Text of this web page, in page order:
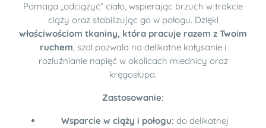
Pomaga „odciążyć” ciało, wspierając brzuch w trakcie
ciąży oraz stabilizując go w połogu. Dzięki
właściwościom tkaniny, która pracuje razem z Twoim
ruchem, szal pozwala na delikatne kołysanie i
rozluźnianie napięć w okolicach miednicy oraz
kręgosłupa.
Zastosowanie:
Wsparcie w ciąży i połogu: do delikatnej